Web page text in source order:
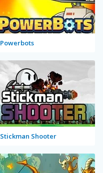
Powerbots
Stickman Shooter